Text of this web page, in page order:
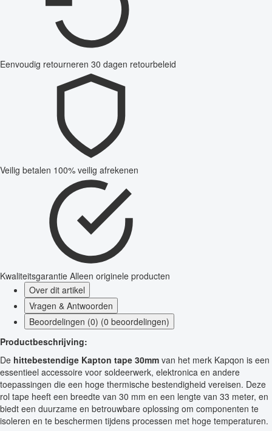
Eenvoudig retourneren 30 dagen retourbeleid
Veilig betalen 100% veilig afrekenen
Kwaliteitsgarantie Alleen originele producten
Over dit artikel
Vragen & Antwoorden
Beoordelingen (0) (0 beoordelingen)
Productbeschrijving:
De hittebestendige Kapton tape 30mm van het merk Kapqon is een
essentieel accessoire voor soldeerwerk, elektronica en andere
toepassingen die een hoge thermische bestendigheid vereisen. Deze
rol tape heeft een breedte van 30 mm en een lengte van 33 meter, en
biedt een duurzame en betrouwbare oplossing om componenten te
isoleren en te beschermen tijdens processen met hoge temperaturen.